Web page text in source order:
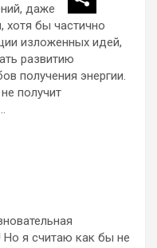
даже
хотя бы частично
изложенных идей,
развитию
получения энергии.
получит
Но я считаю как бы не